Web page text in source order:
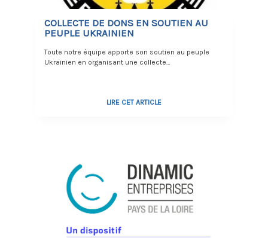
COLLECTE DE DONS EN SOUTIEN AU
PEUPLE UKRAINIEN
Toute notre équipe apporte son soutien au peuple
Ukrainien en organisant une collecte…
LIRE CET ARTICLE